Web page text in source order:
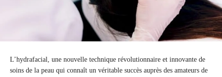
L’hydrafacial, une nouvelle technique révolutionnaire et innovante de
soins de la peau qui connaît un véritable succès auprès des amateurs de